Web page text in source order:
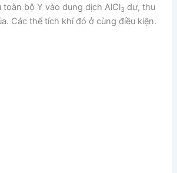
toàn bộ Y vào dung dịch AlCl3 dư, thu
Các thể tích khí đó ở cùng điều kiện.